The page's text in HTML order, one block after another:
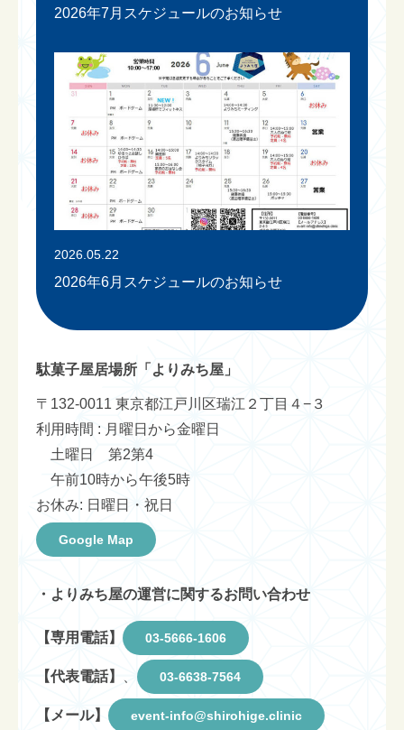
2026年7月スケジュールのお知らせ
2026.05.22
2026年6月スケジュールのお知らせ
駄菓子屋居場所「よりみち屋」
〒132-0011 東京都江戸川区瑞江２丁目４−３
利用時間 : 月曜日から金曜日
土曜日 第2第4
午前10時から午後5時
お休み: 日曜日・祝日
Google Map
・よりみち屋の運営に関するお問い合わせ
【専用電話】 03-5666-1606
【代表電話】 03-6638-7564
【メール】 event-info@shirohige.clinic